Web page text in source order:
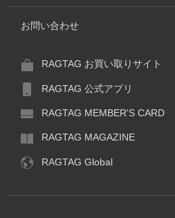
お問い合わせ
RAGTAG お買い取りサイト
RAGTAG 公式アプリ
RAGTAG MEMBER'S CARD
RAGTAG MAGAZINE
RAGTAG Global